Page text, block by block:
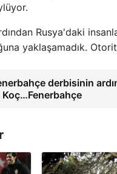
Rusya'daki
yaklaşamadık.
derbisinin
Koç…Fenerbahçe